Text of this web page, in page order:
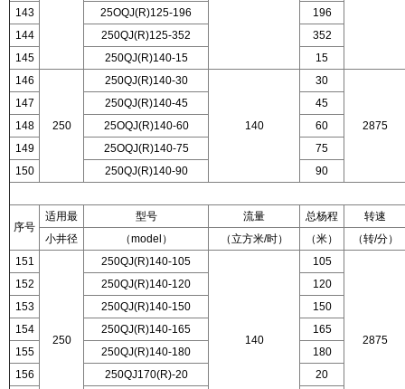
143
25OQJ(R)125-196
196
144
250QJ(R)125-352
352
145
250QJ(R)140-15
15
146
250
250QJ(R)140-30
140
30
2875
147 250QJ(R)140-45
45
148
25OQJ(R)140-60
60
149
25OQJ(R)140-75
75
150
250QJ(R)140-90 90
序号
适用最 型号 流量 总杨程
转速
小井径
（model） （立方米/时） （米）
（转/分）
151
250
250QJ(R)140-105
140
105
2875
152 250QJ(R)140-120
120
153
250QJ(R)140-150
150
154
250QJ(R)140-165
165
155
250QJ(R)140-180
180
156
250QJ170(R)-20
20